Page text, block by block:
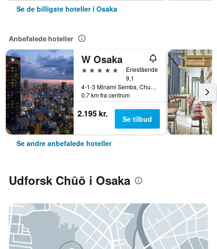
Se de billigste hoteller i Osaka
Anbefalede hoteller
W Osaka
5 stjerner
Enestående
9,1
4-1-3 Minami Semba, Chuo-ku, Osaka, Japan
0,7 km fra centrum
2.195 kr. Se tilbud
Se andre anbefalede hoteller
Udforsk Chūō i Osaka